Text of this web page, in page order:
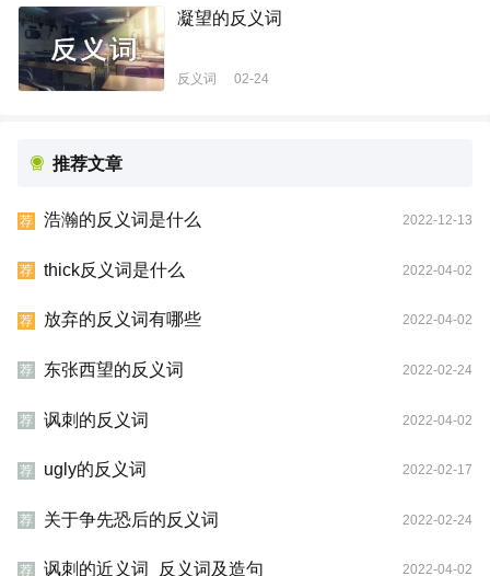
凝望的反义词
反义词 02-24
推荐文章
荐 浩瀚的反义词是什么 2022-12-13
荐 thick反义词是什么 2022-04-02
荐 放弃的反义词有哪些 2022-04-02
荐 东张西望的反义词 2022-02-24
荐 讽刺的反义词 2022-04-02
荐 ugly的反义词 2022-02-17
荐 关于争先恐后的反义词 2022-02-24
荐 讽刺的近义词_反义词及造句 2022-04-02